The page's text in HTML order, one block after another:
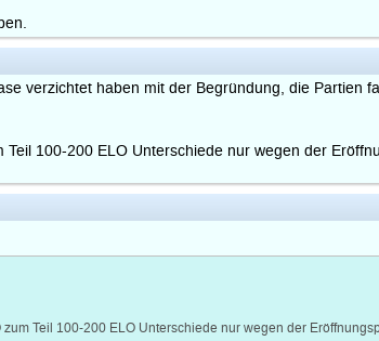
verzichtet haben mit der Begründung, die Partien
100-200 ELO Unterschiede nur wegen der
Teil 100-200 ELO Unterschiede nur wegen der